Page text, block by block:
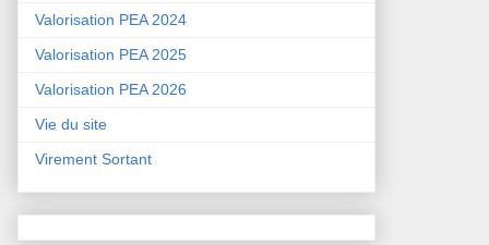
Valorisation PEA 2024
Valorisation PEA 2025
Valorisation PEA 2026
Vie du site
Virement Sortant